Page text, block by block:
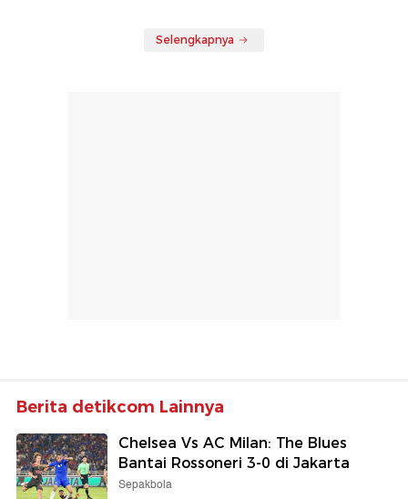
Selengkapnya
Berita detikcom Lainnya
Chelsea Vs AC Milan: The Blues
Bantai Rossoneri 3-0 di Jakarta
Sepakbola